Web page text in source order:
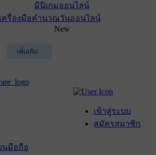
มินิเกมออนไลน์
เครื่องมือคำนวณวันออนไลน์
New
เพิ่มเติม
เข้าสู่ระบบ
สมัครสมาชิก
นมือถือ